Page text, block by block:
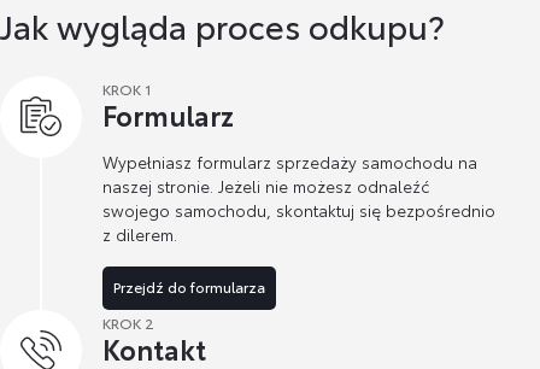
Jak wygląda proces odkupu?
KROK 1
Formularz
Wypełniasz formularz sprzedaży samochodu na
naszej stronie. Jeżeli nie możesz odnaleźć
swojego samochodu, skontaktuj się bezpośrednio
z dilerem.
Przejdź do formularza
KROK 2
Kontakt